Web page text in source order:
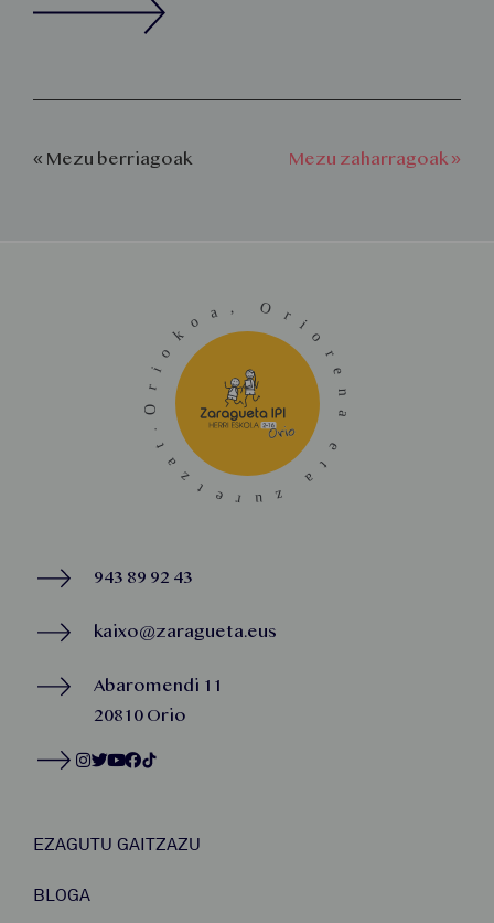
« Mezu berriagoak Mezu zaharragoak »
943 89 92 43
kaixo@zaragueta.eus
Abaromendi 11
20810 Orio
EZAGUTU GAITZAZU
BLOGA